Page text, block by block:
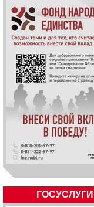
ГОСУСЛУГИ